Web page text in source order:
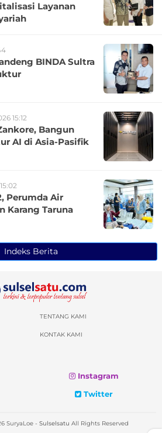
Layanan
BINDA Sultra
15:12
Bangun
AI di Asia-Pasifik
Perumda Air
Karang Taruna
Indeks Berita
TENTANG KAMI
KONTAK KAMI
Instagram
Twitter
SuryaLoe - Sulselsatu All Rights Reserved